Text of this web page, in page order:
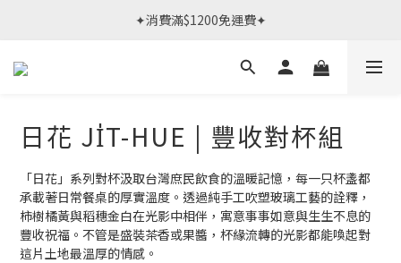
春日限定體驗課 >> 作伙來預約.ᐟ‪‪.ᐟ
✦消費滿$1200免運費✦
春日限定體驗課 >> 作伙來預約.ᐟ‪‪.ᐟ
日花 JI̍T-HUE | 豐收對杯組
「日花」系列對杯汲取台灣庶民飲食的溫暖記憶，每一只杯盞都
承載著日常餐桌的厚實溫度。透過純手工吹塑玻璃工藝的詮釋，
柿樹橘黃與稻穗金白在光影中相伴，寓意事事如意與生生不息的
豐收祝福。不管是盛裝茶香或果醬，杯緣流轉的光影都能喚起對
這片土地最溫厚的情感。